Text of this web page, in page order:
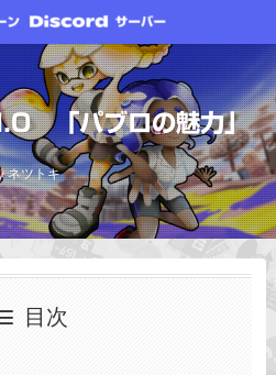
「パブロの魅力」
ネツトキ
目次